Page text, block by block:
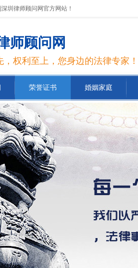
圳律师顾问网官方网站！
师顾问网
，权利至上，您身边的法律专家！
荣誉证书 婚姻家庭